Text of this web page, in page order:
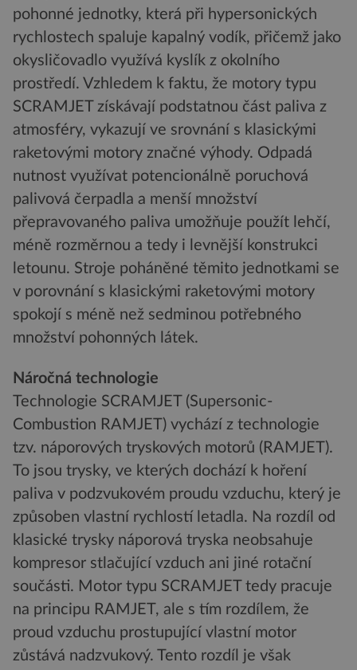
pohonné jednotky, která při hypersonických
rychlostech spaluje kapalný vodík, přičemž jako
okysličovadlo využívá kyslík z okolního
prostředí. Vzhledem k faktu, že motory typu
SCRAMJET získávají podstatnou část paliva z
atmosféry, vykazují ve srovnání s klasickými
raketovými motory značné výhody. Odpadá
nutnost využívat potencionálně poruchová
palivová čerpadla a menší množství
přepravovaného paliva umožňuje použít lehčí,
méně rozměrnou a tedy i levnější konstrukci
letounu. Stroje poháněné těmito jednotkami se
v porovnání s klasickými raketovými motory
spokojí s méně než sedminou potřebného
množství pohonných látek.
Náročná technologie
Technologie SCRAMJET (Supersonic-
Combustion RAMJET) vychází z technologie
tzv. náporových tryskových motorů (RAMJET).
To jsou trysky, ve kterých dochází k hoření
paliva v podzvukovém proudu vzduchu, který je
způsoben vlastní rychlostí letadla. Na rozdíl od
klasické trysky náporová tryska neobsahuje
kompresor stlačující vzduch ani jiné rotační
součásti. Motor typu SCRAMJET tedy pracuje
na principu RAMJET, ale s tím rozdílem, že
proud vzduchu prostupující vlastní motor
zůstává nadzvukový. Tento rozdíl je však